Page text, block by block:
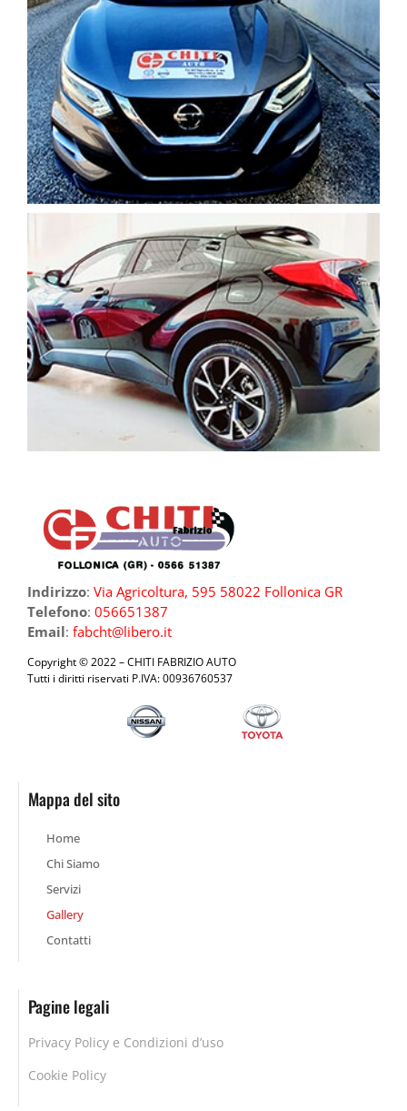
Indirizzo: Via Agricoltura, 595 58022 Follonica GR
Telefono: 056651387
Email: fabcht@libero.it
Copyright © 2022 – CHITI FABRIZIO AUTO
Tutti i diritti riservati P.IVA: 00936760537
Mappa del sito
Home
Chi Siamo
Servizi
Gallery
Contatti
Pagine legali
Privacy Policy e Condizioni d’uso
Cookie Policy